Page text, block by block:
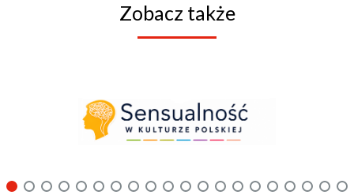
Zobacz także